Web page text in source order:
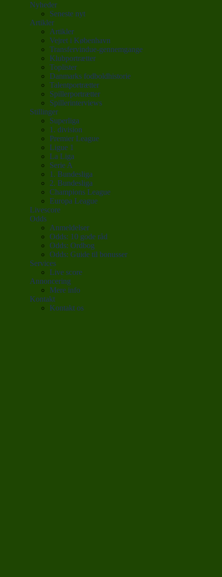
Nyheder
Seneste nyt
Artikler
Artikler
Vejret i København
Transfervindue-gennemgange
Klubportrætter
Toplister
Danmarks fodboldhistorie
Talentportrætter
Spillerportrætter
Spillerinterviews
Stillinger
Superliga
1. division
Premier League
Ligue 1
La Liga
Serie A
1. Bundesliga
2. Bundesliga
Champions League
Europa League
Livescore
Odds
Anmeldelser
Odds: 10 gode råd
Odds: Ordbog
Odds: Guide til bonusser
Services
Live score
Annoncering
Mere info
Kontakt
Kontakt os